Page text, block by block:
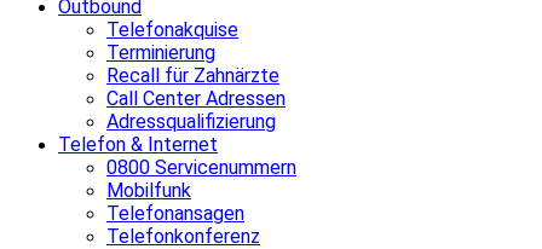
Outbound
Telefonakquise
Terminierung
Recall für Zahnärzte
Call Center Adressen
Adressqualifizierung
Telefon & Internet
0800 Servicenummern
Mobilfunk
Telefonansagen
Telefonkonferenz